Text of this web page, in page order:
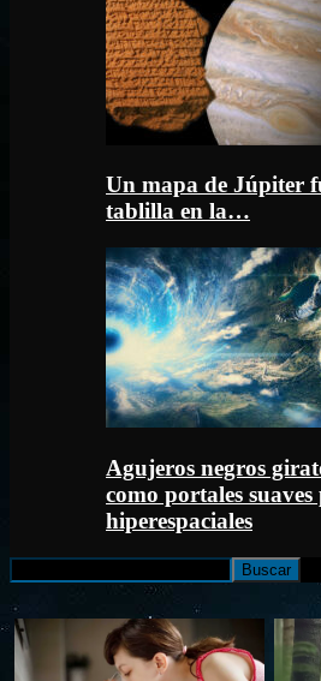
Un mapa de Júpiter
tablilla en la…
Agujeros negros
como portales
hiperespaciales